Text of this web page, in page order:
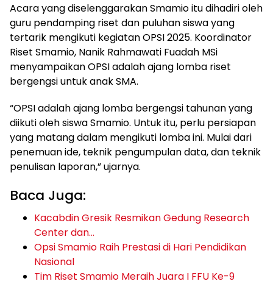
Acara yang diselenggarakan Smamio itu dihadiri oleh
guru pendamping riset dan puluhan siswa yang
tertarik mengikuti kegiatan OPSI 2025. Koordinator
Riset Smamio, Nanik Rahmawati Fuadah MSi
menyampaikan OPSI adalah ajang lomba riset
bergengsi untuk anak SMA.
“OPSI adalah ajang lomba bergengsi tahunan yang
diikuti oleh siswa Smamio. Untuk itu, perlu persiapan
yang matang dalam mengikuti lomba ini. Mulai dari
penemuan ide, teknik pengumpulan data, dan teknik
penulisan laporan,” ujarnya.
Baca Juga:
Kacabdin Gresik Resmikan Gedung Research
Center dan…
Opsi Smamio Raih Prestasi di Hari Pendidikan
Nasional
Tim Riset Smamio Meraih Juara I FFU Ke-9